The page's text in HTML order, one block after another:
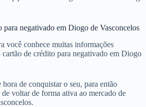
para negativado em Diogo de Vasconcelos
você conhece muitas informações
cartão de crédito para negativado em Diogo
de conquistar o seu, para então
voltar de forma ativa ao mercado de